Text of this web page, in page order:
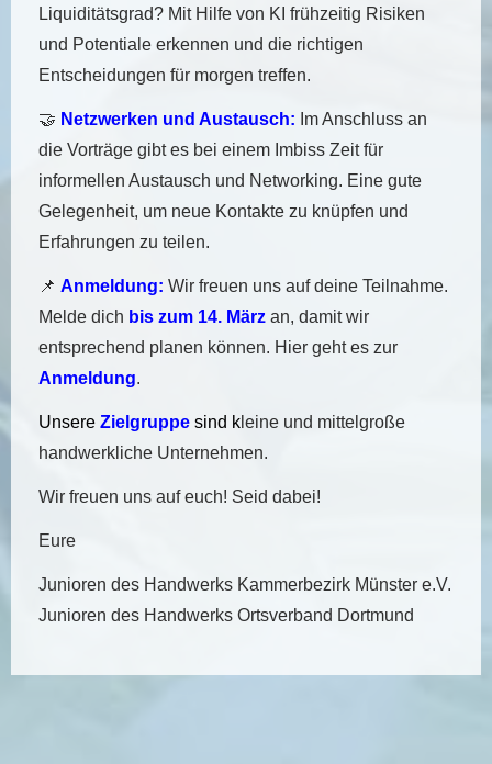
Liquiditätsgrad? Mit Hilfe von KI frühzeitig Risiken
und Potentiale erkennen und die richtigen
Entscheidungen für morgen treffen.
🤝 Netzwerken und Austausch: Im Anschluss an
die Vorträge gibt es bei einem Imbiss Zeit für
informellen Austausch und Networking. Eine gute
Gelegenheit, um neue Kontakte zu knüpfen und
Erfahrungen zu teilen.
📌 Anmeldung: Wir freuen uns auf deine Teilnahme.
Melde dich bis zum 14. März an, damit wir
entsprechend planen können. Hier geht es zur
Anmeldung.
Unsere Zielgruppe sind k leine und mittelgroße
handwerkliche Unternehmen.
Wir freuen uns auf euch! Seid dabei!
Eure
Junioren des Handwerks Kammerbezirk Münster e.V.
Junioren des Handwerks Ortsverband Dortmund